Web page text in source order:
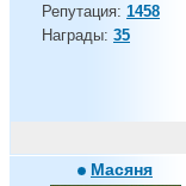
Репутация: 1458
Награды: 35
Масяня